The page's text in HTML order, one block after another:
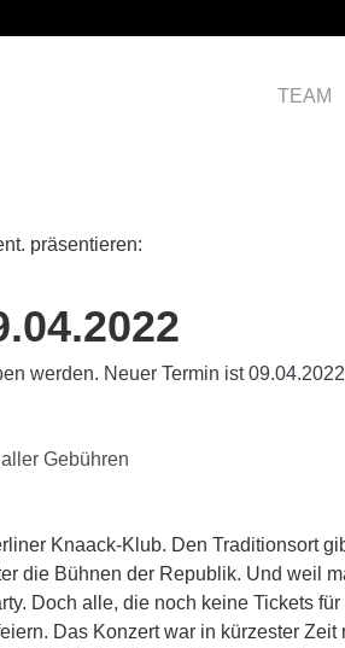
TEAM
präsentieren:
werden. Neuer Termin ist
Gebühren
Knaack-Klub. Den Traditionsort
die Bühnen der Republik. Und weil
Doch alle, die noch keine Tickets
Das Konzert war in kürzester